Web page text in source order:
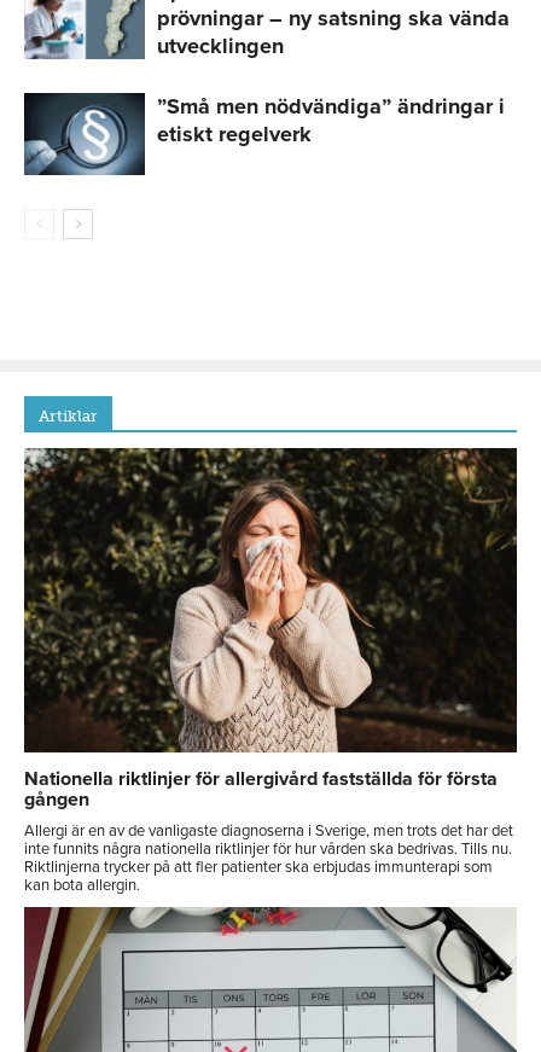
prövningar – ny satsning ska vända
utvecklingen
”Små men nödvändiga” ändringar i
etiskt regelverk
Artiklar
Nationella riktlinjer för allergivård fastställda för första
gången
Allergi är en av de vanligaste diagnoserna i Sverige, men trots det har det
inte funnits några nationella riktlinjer för hur vården ska bedrivas. Tills nu.
Riktlinjerna trycker på att fler patienter ska erbjudas immunterapi som
kan bota allergin.